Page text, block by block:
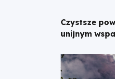
Czystsze
unijnym